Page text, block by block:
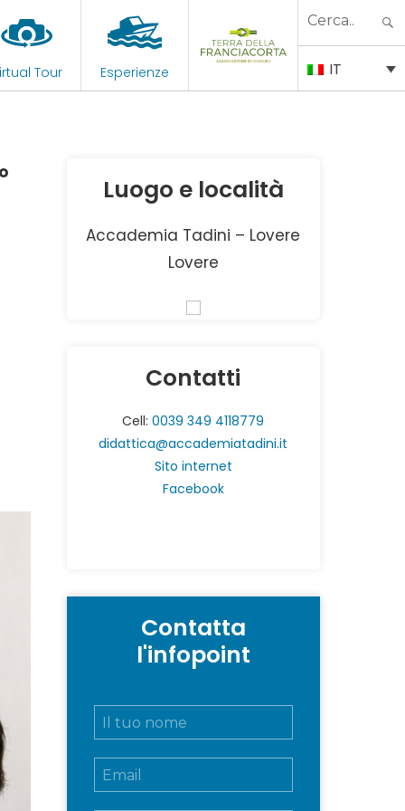
Tour Esperienze
Search
IT
Luogo e località
Accademia Tadini – Lovere
Lovere
Contatti
Cell:0039 349 4118779
didattica@accademiatadini.it
Sito internet
Facebook
Contatta
l'infopoint
N
E
m